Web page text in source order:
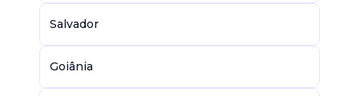
Salvador
Goiânia